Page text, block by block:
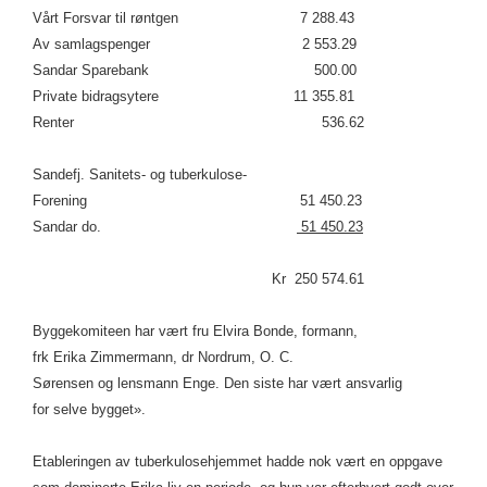
Vårt Forsvar til røntgen 7 288.43
Av samlagspenger 2 553.29
Sandar Sparebank 500.00
Private bidragsytere 11 355.81
Renter 536.62
Sandefj. Sanitets- og tuberkulose-
Forening 51 450.23
Sandar do.
51 450.23
Kr 250 574.61
Byggekomiteen har vært fru Elvira Bonde, formann,
frk Erika Zimmermann, dr Nordrum, O. C.
Sørensen og lensmann Enge. Den siste har vært ansvarlig
for selve bygget».
Etableringen av tuberkulosehjemmet hadde nok vært en oppgave